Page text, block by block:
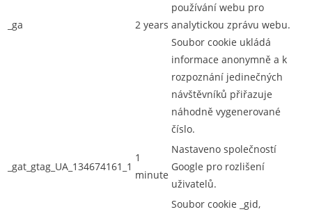
_ga 2 years
používání webu pro
analytickou zprávu webu.
Soubor cookie ukládá
informace anonymně a k
rozpoznání jedinečných
návštěvníků přiřazuje
náhodně vygenerované
číslo.
_gat_gtag_UA_134674161_1
1
minute
Nastaveno společností
Google pro rozlišení
uživatelů.
Soubor cookie _gid,